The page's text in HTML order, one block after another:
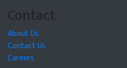
Contact
About Us
Contact Us
Careers